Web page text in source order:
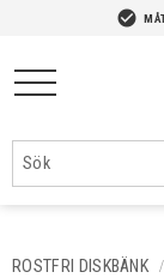
check_circle
ROSTFRI DISKBÄNK